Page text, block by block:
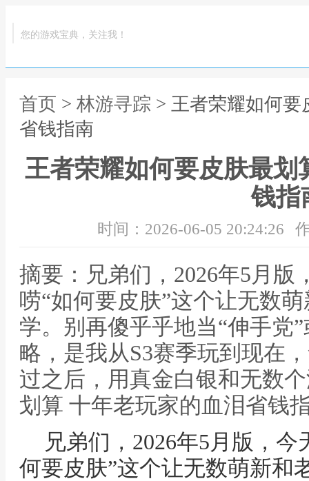
您的游戏宝典，关注我！
首页 > 林游寻踪 > 王者荣耀如何
省钱指南
王者荣耀如何要皮肤最划
钱指
时间：2026-06-05 20:24:26
摘要：兄弟们，2026年5月版
唠“如何要皮肤”这个让无数
学。别再傻乎乎地当“伸手党
略，是我从S3赛季玩到现在
过之后，用真金白银和无数
划算 十年老玩家的血泪省钱
兄弟们，2026年5月版，
何要皮肤”这个让无数萌新和